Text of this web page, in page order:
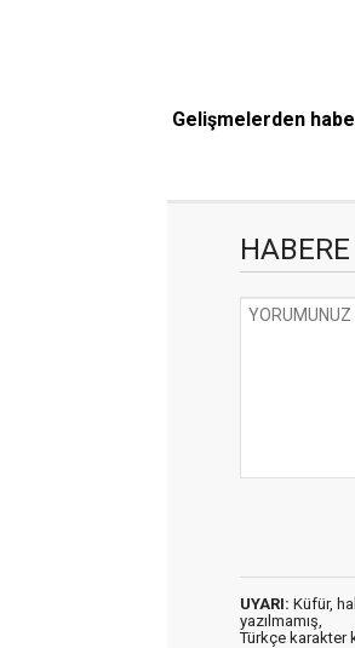
Gelişmelerden
HABERE
UYARI: Küfür,
yazılmamış,
Türkçe karakter